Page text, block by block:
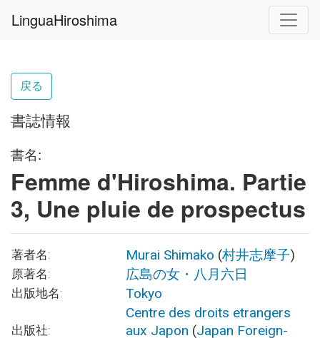
LinguaHiroshima
戻る
書誌情報
書名:
Femme d'Hiroshima. Partie
3, Une pluie de prospectus
著者名: Murai Shimako (村井志摩子)
原著名: 広島の女・八月六日
出版地名: Tokyo
出版社:
Centre des droits etrangers
aux Japon (Japan Foreign-